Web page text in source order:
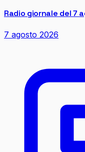
Radio giornale del 7
7 agosto 2026